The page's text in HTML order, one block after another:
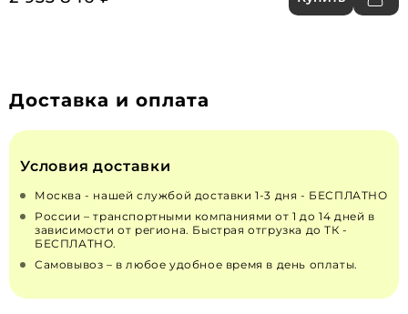
Доставка и оплата
Условия доставки
Москва - нашей службой доставки 1-3 дня - БЕСПЛАТНО
России – транспортными компаниями от 1 до 14 дней в
зависимости от региона. Быстрая отгрузка до ТК -
БЕСПЛАТНО.
Самовывоз – в любое удобное время в день оплаты.